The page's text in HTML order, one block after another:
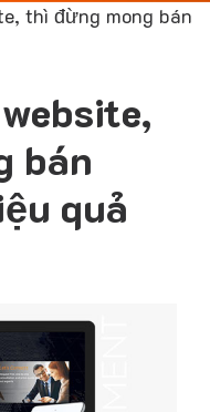
M
thì đừng mong bán
bán
quả